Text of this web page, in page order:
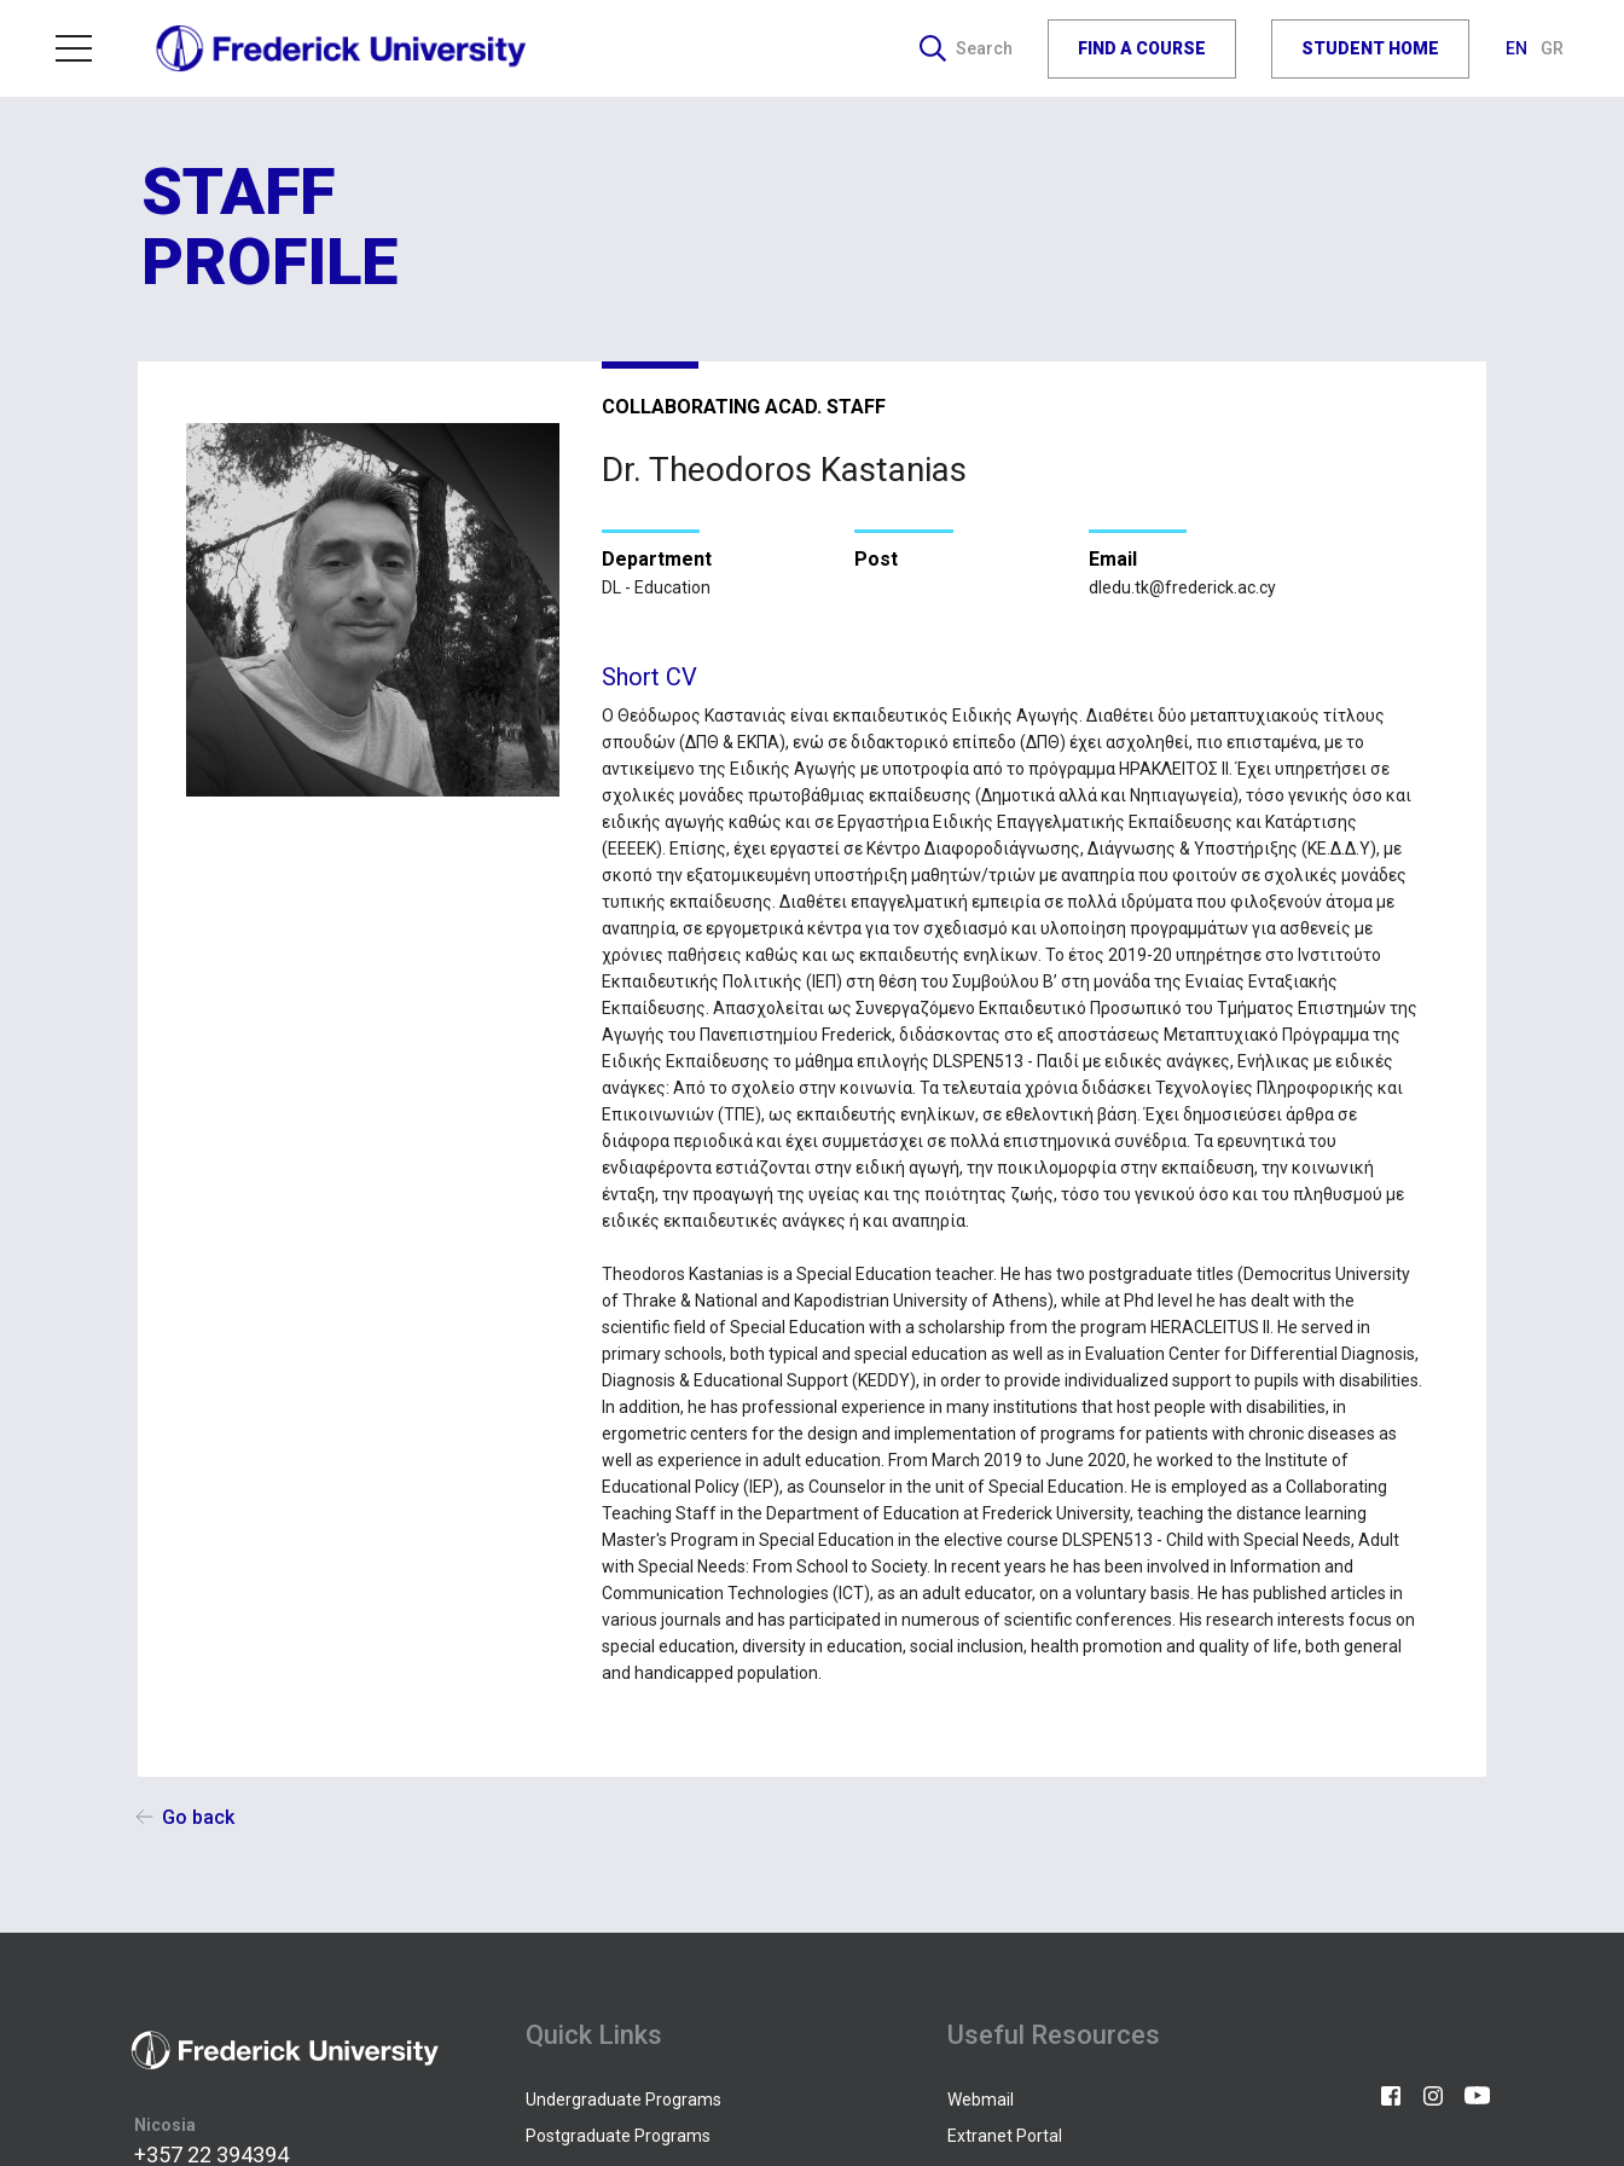
Search FIND A COURSE STUDENT HOME EN GR
STAFF
PROFILE
COLLABORATING ACAD. STAFF
Dr. Theodoros Kastanias
Department
DL - Education
Post Email
dledu.tk@frederick.ac.cy
Short CV
Ο Θεόδωρος Καστανιάς είναι εκπαιδευτικός Ειδικής Αγωγής. Διαθέτει δύο μεταπτυχιακούς τίτλους
σπουδών (ΔΠΘ & ΕΚΠΑ), ενώ σε διδακτορικό επίπεδο (ΔΠΘ) έχει ασχοληθεί, πιο επισταμένα, με το
αντικείμενο της Ειδικής Αγωγής με υποτροφία από το πρόγραμμα ΗΡΑΚΛΕΙΤΟΣ ΙΙ. Έχει υπηρετήσει σε
σχολικές μονάδες πρωτοβάθμιας εκπαίδευσης (Δημοτικά αλλά και Νηπιαγωγεία), τόσο γενικής όσο και
ειδικής αγωγής καθώς και σε Εργαστήρια Ειδικής Επαγγελματικής Εκπαίδευσης και Κατάρτισης
(ΕΕΕΕΚ). Επίσης, έχει εργαστεί σε Κέντρο Διαφοροδιάγνωσης, Διάγνωσης & Υποστήριξης (ΚΕ.Δ.Δ.Υ), με
σκοπό την εξατομικευμένη υποστήριξη μαθητών/τριών με αναπηρία που φοιτούν σε σχολικές μονάδες
τυπικής εκπαίδευσης. Διαθέτει επαγγελματική εμπειρία σε πολλά ιδρύματα που φιλοξενούν άτομα με
αναπηρία, σε εργομετρικά κέντρα για τον σχεδιασμό και υλοποίηση προγραμμάτων για ασθενείς με
χρόνιες παθήσεις καθώς και ως εκπαιδευτής ενηλίκων. Το έτος 2019-20 υπηρέτησε στο Ινστιτούτο
Εκπαιδευτικής Πολιτικής (ΙΕΠ) στη θέση του Συμβούλου Β’ στη μονάδα της Ενιαίας Ενταξιακής
Εκπαίδευσης. Απασχολείται ως Συνεργαζόμενο Εκπαιδευτικό Προσωπικό του Τμήματος Επιστημών της
Αγωγής του Πανεπιστημίου Frederick, διδάσκοντας στο εξ αποστάσεως Μεταπτυχιακό Πρόγραμμα της
Ειδικής Εκπαίδευσης το μάθημα επιλογής DLSPEN513 - Παιδί με ειδικές ανάγκες, Ενήλικας με ειδικές
ανάγκες: Από το σχολείο στην κοινωνία. Τα τελευταία χρόνια διδάσκει Τεχνολογίες Πληροφορικής και
Επικοινωνιών (ΤΠΕ), ως εκπαιδευτής ενηλίκων, σε εθελοντική βάση. Έχει δημοσιεύσει άρθρα σε
διάφορα περιοδικά και έχει συμμετάσχει σε πολλά επιστημονικά συνέδρια. Τα ερευνητικά του
ενδιαφέροντα εστιάζονται στην ειδική αγωγή, την ποικιλομορφία στην εκπαίδευση, την κοινωνική
ένταξη, την προαγωγή της υγείας και της ποιότητας ζωής, τόσο του γενικού όσο και του πληθυσμού με
ειδικές εκπαιδευτικές ανάγκες ή και αναπηρία.
Theodoros Kastanias is a Special Education teacher. He has two postgraduate titles (Democritus University
of Thrake & National and Kapodistrian University of Athens), while at Phd level he has dealt with the
scientific field of Special Education with a scholarship from the program HERACLEITUS II. He served in
primary schools, both typical and special education as well as in Evaluation Center for Differential Diagnosis,
Diagnosis & Educational Support (KEDDY), in order to provide individualized support to pupils with disabilities.
In addition, he has professional experience in many institutions that host people with disabilities, in
ergometric centers for the design and implementation of programs for patients with chronic diseases as
well as experience in adult education. From March 2019 to June 2020, he worked to the Institute of
Educational Policy (IEP), as Counselor in the unit of Special Education. He is employed as a Collaborating
Teaching Staff in the Department of Education at Frederick University, teaching the distance learning
Master's Program in Special Education in the elective course DLSPEN513 - Child with Special Needs, Adult
with Special Needs: From School to Society. In recent years he has been involved in Information and
Communication Technologies (ICT), as an adult educator, on a voluntary basis. He has published articles in
various journals and has participated in numerous of scientific conferences. His research interests focus on
special education, diversity in education, social inclusion, health promotion and quality of life, both general
and handicapped population.
Go back
Nicosia
+357 22 394394
Quick Links
Undergraduate Programs
Postgraduate Programs
Useful Resources
Webmail
Extranet Portal